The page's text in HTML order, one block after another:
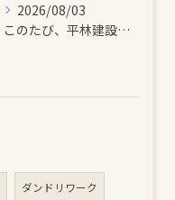
2026/08/03
このたび、平林建設では、お子さまが木とふれあい・木について学...
ダンドリワーク